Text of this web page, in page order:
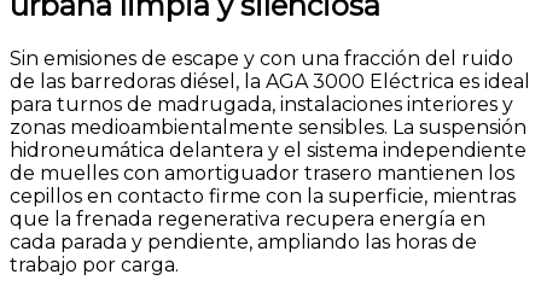
Sin emisiones de escape y con una fracción del ruido
de las barredoras diésel, la AGA 3000 Eléctrica es ideal
para turnos de madrugada, instalaciones interiores y
zonas medioambientalmente sensibles. La suspensión
hidroneumática delantera y el sistema independiente
de muelles con amortiguador trasero mantienen los
cepillos en contacto firme con la superficie, mientras
que la frenada regenerativa recupera energía en
cada parada y pendiente, ampliando las horas de
trabajo por carga.